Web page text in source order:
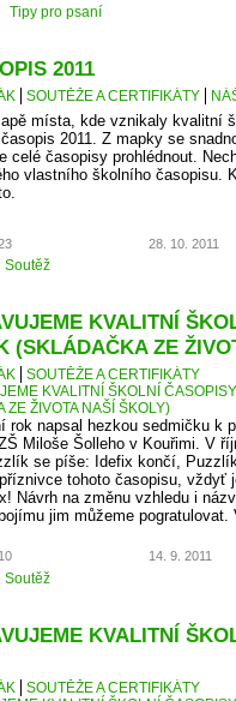
Tipy pro psaní
2011
SOUTĚŽE A CERTIFIKÁTY
místa, kde vznikaly kvalitní
2011. Z mapky se
celé časopisy prohlédnout.
vlastního školního časopisu.
28. 10. 2011
Soutěž
KVALITNÍ
(SKLÁDAČKA ZE
SOUTĚŽE A CERTIFIKÁTY
KVALITNÍ ŠKOLNÍ
ZE ŽIVOTA NAŠÍ ŠKOLY)
rok napsal hezkou sedmičku k
Miloše Šolleho v Kouřimi. V
se píše: Idefix končí,
tohoto časopisu, vždyť
Návrh na změnu vzhledu i
jim můžeme
14. 9. 2011
Soutěž
KVALITNÍ
SOUTĚŽE A CERTIFIKÁTY